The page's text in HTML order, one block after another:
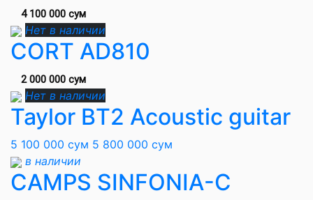
4 100 000 сум
Нет в наличии
CORT AD810
2 000 000 сум
Нет в наличии
Taylor BT2 Acoustic guitar
5 100 000 сум 5 800 000 сум
в наличии
CAMPS SINFONIA-C